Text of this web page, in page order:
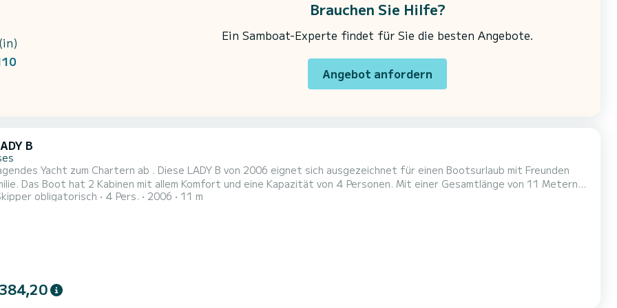
Brauchen Sie Hilfe?
Ein Samboat-Experte findet für Sie die besten Angebote.
Angebot anfordern
B
Yacht zum Chartern ab . Diese LADY B von 2006 eignet sich ausgezeichnet für einen Bootsurlaub mit Freunden
einer Gesamtlänge von 11 Metern
Begleiter sein, um einen einzigartigen Urlaub auf dem Wasser in der Umgebung von zu verbringen. LADY B ist
obligatorisch 4 Pers. 2006 11 m